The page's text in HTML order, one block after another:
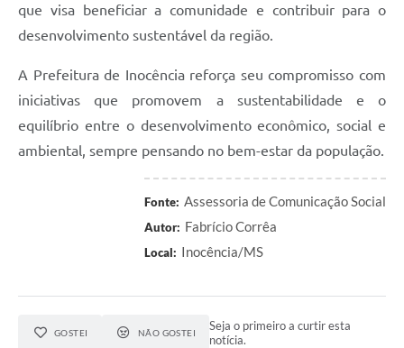
que visa beneficiar a comunidade e contribuir para o
desenvolvimento sustentável da região.
A Prefeitura de Inocência reforça seu compromisso com
iniciativas que promovem a sustentabilidade e o
equilíbrio entre o desenvolvimento econômico, social e
ambiental, sempre pensando no bem-estar da população.
Fonte: Assessoria de Comunicação Social
Autor: Fabrício Corrêa
Local: Inocência/MS
GOSTEI NÃO GOSTEI
Seja o primeiro a curtir esta
notícia.